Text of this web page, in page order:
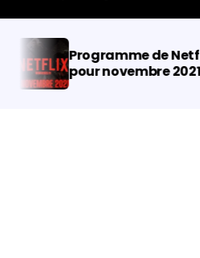
Programme de Netflix
pour novembre 2021 :
Nouveautés des Films